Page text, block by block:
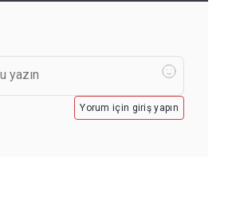
Yorum için giriş yapın